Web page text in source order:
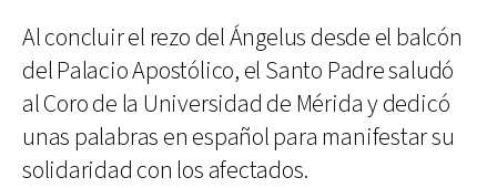
Al concluir el rezo del Ángelus desde el balcón
del Palacio Apostólico, el Santo Padre saludó
al Coro de la Universidad de Mérida y dedicó
unas palabras en español para manifestar su
solidaridad con los afectados.